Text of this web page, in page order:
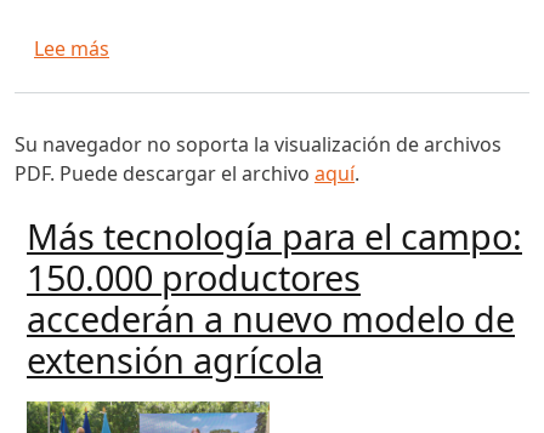
Lee más
Su navegador no soporta la visualización de archivos
PDF. Puede descargar el archivo aquí.
Más tecnología para el campo:
150.000 productores
accederán a nuevo modelo de
extensión agrícola